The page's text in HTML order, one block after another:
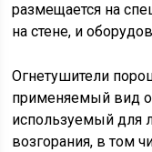
размещается на
на стене, и
Огнетушители
применяемый вид
используемый для
возгорания, в том